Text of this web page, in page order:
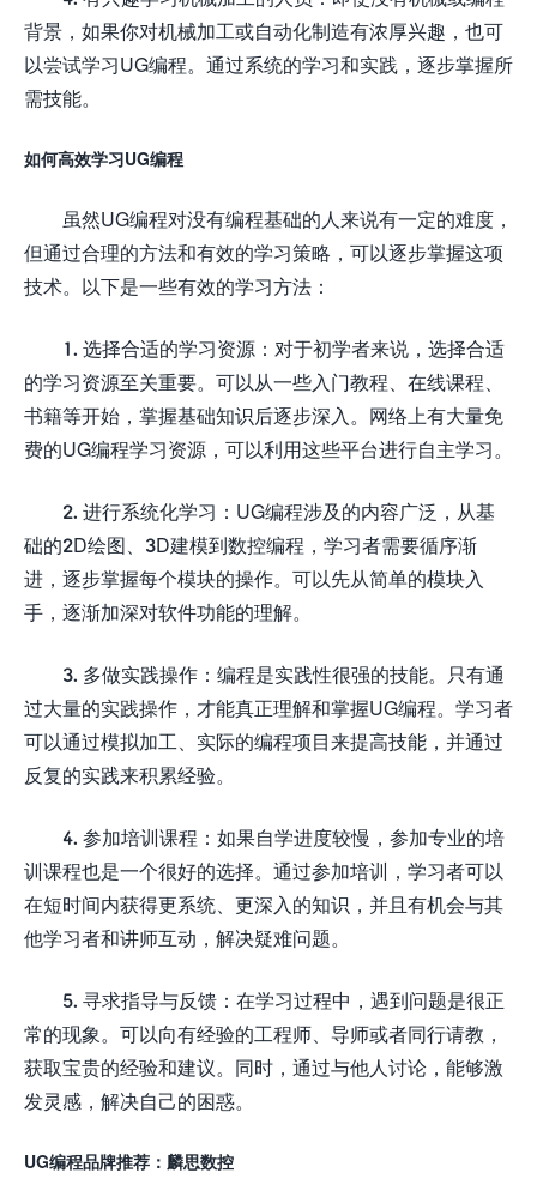
背景，如果你对机械加工或自动化制造有浓厚兴趣，也可
以尝试学习UG编程。通过系统的学习和实践，逐步掌握所
需技能。
如何高效学习UG编程
虽然UG编程对没有编程基础的人来说有一定的难度，
但通过合理的方法和有效的学习策略，可以逐步掌握这项
技术。以下是一些有效的学习方法：
1. 选择合适的学习资源：对于初学者来说，选择合适
的学习资源至关重要。可以从一些入门教程、在线课程、
书籍等开始，掌握基础知识后逐步深入。网络上有大量免
费的UG编程学习资源，可以利用这些平台进行自主学习。
2. 进行系统化学习：UG编程涉及的内容广泛，从基
础的2D绘图、3D建模到数控编程，学习者需要循序渐
进，逐步掌握每个模块的操作。可以先从简单的模块入
手，逐渐加深对软件功能的理解。
3. 多做实践操作：编程是实践性很强的技能。只有通
过大量的实践操作，才能真正理解和掌握UG编程。学习者
可以通过模拟加工、实际的编程项目来提高技能，并通过
反复的实践来积累经验。
4. 参加培训课程：如果自学进度较慢，参加专业的培
训课程也是一个很好的选择。通过参加培训，学习者可以
在短时间内获得更系统、更深入的知识，并且有机会与其
他学习者和讲师互动，解决疑难问题。
5. 寻求指导与反馈：在学习过程中，遇到问题是很正
常的现象。可以向有经验的工程师、导师或者同行请教，
获取宝贵的经验和建议。同时，通过与他人讨论，能够激
发灵感，解决自己的困惑。
UG编程品牌推荐：麟思数控